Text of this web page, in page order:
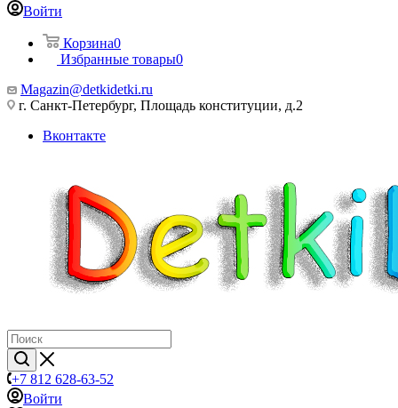
Войти
Корзина0
Избранные товары0
Magazin@detkidetki.ru
г. Санкт-Петербург, Площадь конституции, д.2
Вконтакте
+7 812 628-63-52
Войти